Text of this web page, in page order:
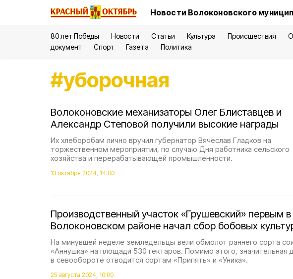
Новости Волоконовского
80 лет Победы Новости Статьи Культура Происшествия
документ
Спорт Газета Политика
#уборочная
Волоконовские механизаторы Олег Блиставцев и
Александр Степовой получили высокие награды
Их хлеборобам лично вручил губернатор Вячеслав Гладков на
торжественном мероприятии, по случаю Дня работника сельского
хозяйства и перерабатывающей промышленности.
13 октября 2024, 14:00
Производственный участок «Грушевский» первым в
Волоконовском районе начал сбор бобовых
На минувшей неделе земледельцы вели обмолот раннего сорта
«Аннушка» на площади 530 гектаров. Помимо этого, значительная
в севообороте отводится сортам «Припять» и «Уника».
25 августа 2024, 10:00